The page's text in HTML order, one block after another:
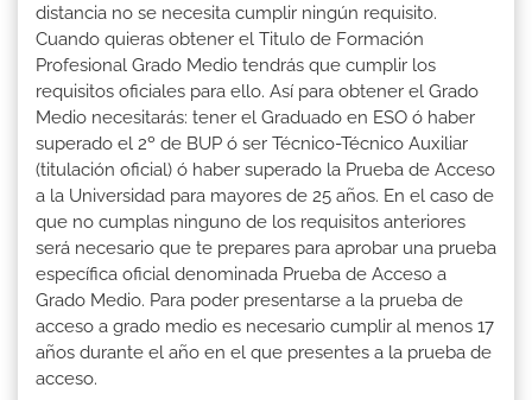
distancia no se necesita cumplir ningún requisito.
Cuando quieras obtener el Titulo de Formación
Profesional Grado Medio tendrás que cumplir los
requisitos oficiales para ello. Así para obtener el Grado
Medio necesitarás: tener el Graduado en ESO ó haber
superado el 2º de BUP ó ser Técnico-Técnico Auxiliar
(titulación oficial) ó haber superado la Prueba de Acceso
a la Universidad para mayores de 25 años. En el caso de
que no cumplas ninguno de los requisitos anteriores
será necesario que te prepares para aprobar una prueba
específica oficial denominada Prueba de Acceso a
Grado Medio. Para poder presentarse a la prueba de
acceso a grado medio es necesario cumplir al menos 17
años durante el año en el que presentes a la prueba de
acceso.